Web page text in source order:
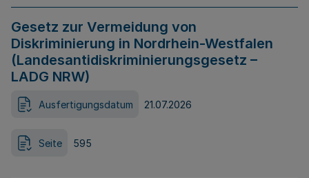
Gesetz zur Vermeidung von
Diskriminierung in Nordrhein-Westfalen
(Landesantidiskriminierungsgesetz –
LADG NRW)
Ausfertigungsdatum 21.07.2026
Seite 595